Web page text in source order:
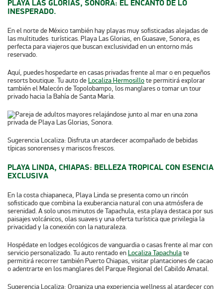
PLAYA LAS GLORIAS, SONORA: EL ENCANTO DE LO
INESPERADO.
En el norte de México también hay playas muy sofisticadas alejadas de
las multitudes turísticas. Playa Las Glorias, en Guasave, Sonora, es
perfecta para viajeros que buscan exclusividad en un entorno más
reservado.
Aquí, puedes hospedarte en casas privadas frente al mar o en pequeños
resorts boutique. Tu auto de Localiza Hermosillote permitirá explorar
también el Malecón de Topolobampo, los manglares o tomar un tour
privado hacia la Bahía de Santa María.
Sugerencia Localiza: Disfruta un atardecer acompañado de bebidas
típicas sonorenses y mariscos frescos.
PLAYA LINDA, CHIAPAS: BELLEZA TROPICAL CON ESENCIA
EXCLUSIVA
En la costa chiapaneca, Playa Linda se presenta como un rincón
sofisticado que combina la exuberancia natural con una atmósfera de
serenidad. A solo unos minutos de Tapachula, esta playa destaca por sus
paisajes volcánicos, olas suaves y una oferta turística que privilegia la
privacidad y la conexión con la naturaleza.
Hospédate en lodges ecológicos de vanguardia o casas frente al mar con
servicio personalizado. Tu auto rentado en Localiza Tapachulate
permitirá recorrer también Puerto Chiapas, visitar plantaciones de cacao
o adentrarte en los manglares del Parque Regional del Cabildo Amatal.
Sugerencia Localiza: Organiza una experiencia wellness al atardecer con